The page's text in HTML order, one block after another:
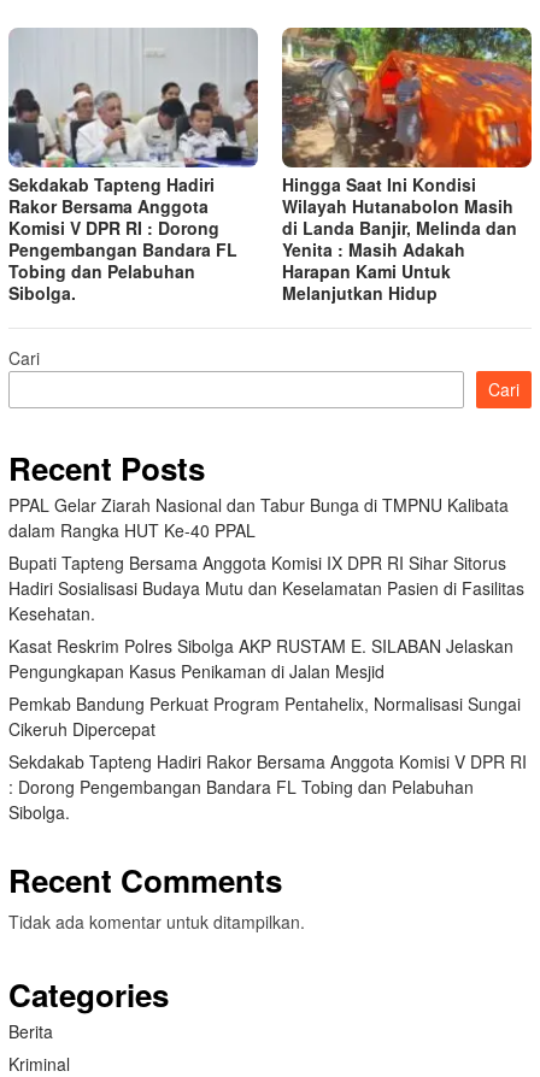
Sekdakab Tapteng Hadiri
Rakor Bersama Anggota
Komisi V DPR RI : Dorong
Pengembangan Bandara FL
Tobing dan Pelabuhan
Sibolga.
Hingga Saat Ini Kondisi
Wilayah Hutanabolon Masih
di Landa Banjir, Melinda dan
Yenita : Masih Adakah
Harapan Kami Untuk
Melanjutkan Hidup
Cari
Cari
Recent Posts
PPAL Gelar Ziarah Nasional dan Tabur Bunga di TMPNU Kalibata
dalam Rangka HUT Ke-40 PPAL
Bupati Tapteng Bersama Anggota Komisi IX DPR RI Sihar Sitorus
Hadiri Sosialisasi Budaya Mutu dan Keselamatan Pasien di Fasilitas
Kesehatan.
Kasat Reskrim Polres Sibolga AKP RUSTAM E. SILABAN Jelaskan
Pengungkapan Kasus Penikaman di Jalan Mesjid
Pemkab Bandung Perkuat Program Pentahelix, Normalisasi Sungai
Cikeruh Dipercepat
Sekdakab Tapteng Hadiri Rakor Bersama Anggota Komisi V DPR RI
: Dorong Pengembangan Bandara FL Tobing dan Pelabuhan
Sibolga.
Recent Comments
Tidak ada komentar untuk ditampilkan.
Categories
Berita
Kriminal